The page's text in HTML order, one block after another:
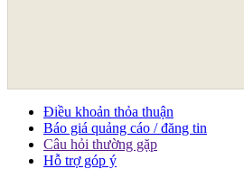
Điều khoản thỏa thuận
Báo giá quảng cáo / đăng tin
Câu hỏi thường gặp
Hỗ trợ góp ý